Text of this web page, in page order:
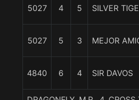
5027 4 5 SILVER
5027 5 3 MEJOR
4840 6 4 SIR DAVOS